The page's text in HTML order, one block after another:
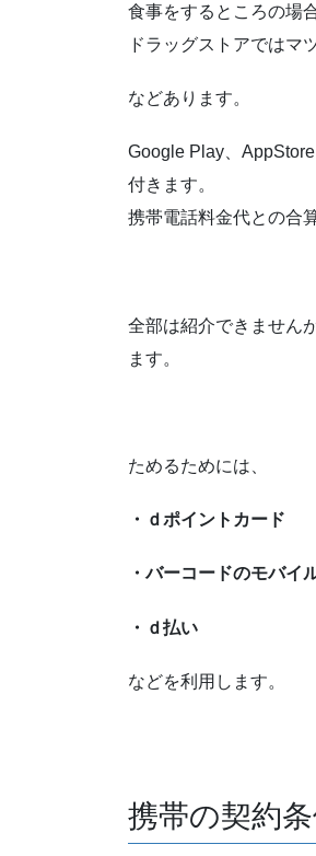
食事をするところの場
ドラッグストアではマ
などあります。
Google Play、
付きます。
携帯電話料金代との合
全部は紹介できません
ます。
ためるためには、
・ｄポイントカード
・バーコードのモバイ
・ｄ払い
などを利用します。
携帯の契約